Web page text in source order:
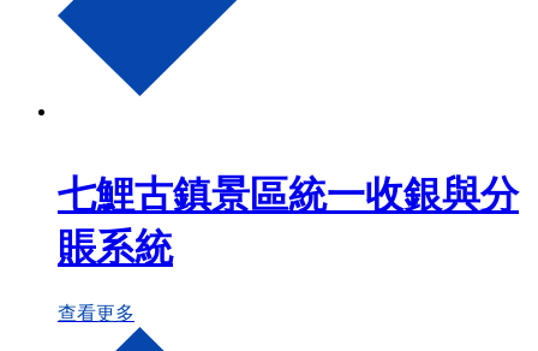
七鯉古鎮景區統一收銀與分
賬系統
查看更多